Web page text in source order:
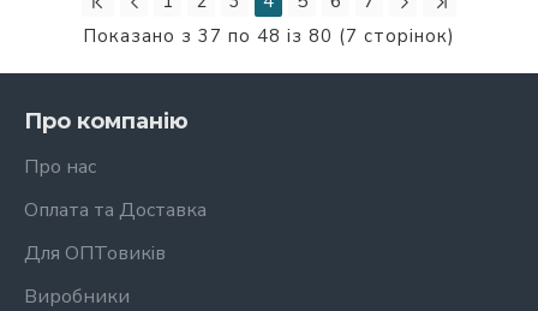
Показано з 37 по 48 із 80 (7 сторінок)
Про компанію
Про нас
Оплата та Доставка
Для ОПТовиків
Виробники